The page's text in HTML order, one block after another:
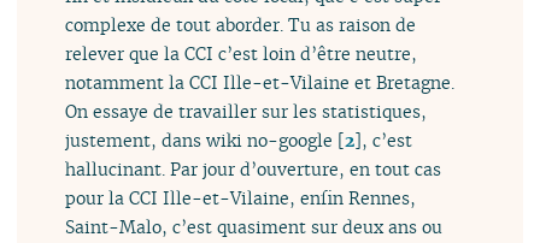
complexe de tout aborder. Tu as raison de
relever que la CCI c’est loin d’être neutre,
notamment la CCI Ille-et-Vilaine et Bretagne.
On essaye de travailler sur les statistiques,
justement, dans wiki no-google [2], c’est
hallucinant. Par jour d’ouverture, en tout cas
pour la CCI Ille-et-Vilaine, enfin Rennes,
Saint-Malo, c’est quasiment sur deux ans ou